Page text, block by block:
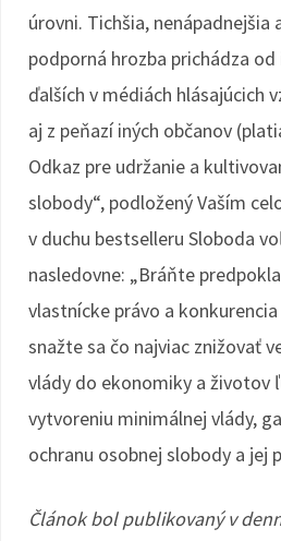
úrovni. Tichšia, nenápadnejšia
podporná hrozba prichádza
ďalších v médiách hlásajúcich
aj z peňazí iných občanov
Odkaz pre udržanie a
slobody“, podložený Vaším
v duchu bestselleru Sloboda
nasledovne: „Bráňte
vlastnícke právo a
snažte sa čo najviac znižovať
vlády do ekonomiky a životov
vytvoreniu minimálnej vlády,
ochranu osobnej slobody a jej
Článok bol publikovaný v